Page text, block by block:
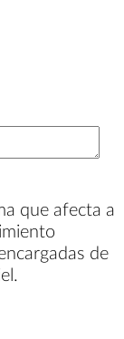
que afecta a
de